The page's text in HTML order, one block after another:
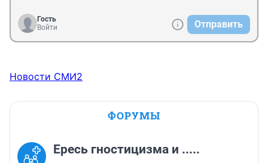
Гость
Войти
Отправить
Новости СМИ2
ФОРУМЫ
Ересь гностицизма и .....